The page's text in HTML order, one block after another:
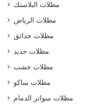
مظلات البلاستك
مظلات الرياض
مظلات حدائق
مظلات حديد
مظلات خشب
مظلات ساكو
مظلات سواتر الدمام